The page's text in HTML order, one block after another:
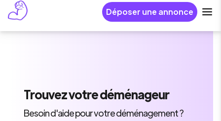
Déposer une annonce
Trouvezvotre déménageur
Besoin d'aide pour votre déménagement ?